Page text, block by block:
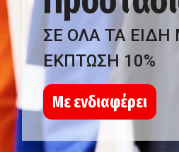
ΣΕ ΟΛΑ ΤΑ
ΕΚΠΤΩΣΗ 10%
Με ενδιαφέρει